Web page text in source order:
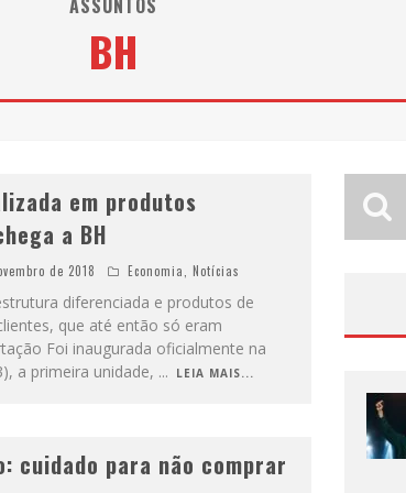
D
EMOCRATIZAÇÃO DO MALTE: PROIBIDA UTILIZA ESTRATÉGIA DE CUSTO-BENEFÍCIO PARA O LAZER DO BRASILEIRO
ASSUNTOS
BH
em produtos
a BH
de 2018 Economia Notícias
diferenciada e produtos de
que até então só eram
Foi inaugurada oficialmente na
a primeira unidade, ... LEIA MAIS...
cuidado para não comprar